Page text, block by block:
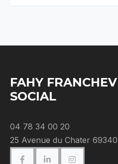
FAHY
SOCIAL
04 78 34 00 20
25 Avenue du Chater